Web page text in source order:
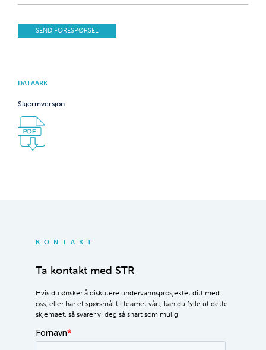
SEND FORESPØRSEL
DATAARK
Skjermversjon
KONTAKT
Ta kontakt med STR
Hvis du ønsker å diskutere undervannsprosjektet ditt med
oss, eller har et spørsmål til teamet vårt, kan du fylle ut dette
skjemaet, så svarer vi deg så snart som mulig.